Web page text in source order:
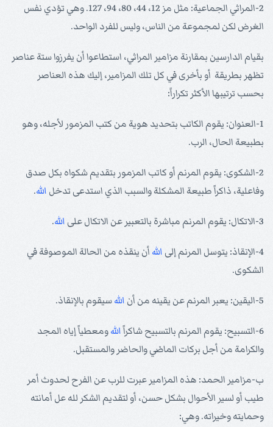
2-المراثي الجماعية: مثل مز 12، 44، 80، 94، 127. وهي تؤدي نفس
الغرض لكن لمجموعة من الناس، وليس للفرد الواحد.
بقيام الدارسين بمقارنة مزامير المراثي، استطاعوا أن يفرزوا ستة عناصر
تظهر بطريقة أو بأخرى في كل تلك المزامير، إليك هذه العناصر
بحسب ترتيبها الأكثر تكراراً:
1-العنوان: يقوم الكاتب بتحديد هوية من كتب المزمور لأجله، وهو
بطبيعة الحال، الرب.
2-الشكوى: يقوم المرنم أو كاتب المزمور بتقديم شكواه بكل صدق
وفاعلية، ذاكراً طبيعة المشكلة والسبب الذي استدعى تدخل الله.
3-الاتكال: يقوم المرنم مباشرة بالتعبير عن الاتكال على الله.
4-الإنقاذ: يتوسل المرنم إلى الله أن ينقذه من الحالة الموصوفة في
الشكوى.
5-اليقين: يعبر المرنم عن يقينه من أن اللهسيقوم بالإنقاذ.
6-التسبيح: يقوم المرنم بالتسبيح شاكراً اللهومعطياً إياه المجد
والكرامة من أجل بركات الماضي والحاضر والمستقبل.
ب-مزامير الحمد: هذه المزامير عبرت للرب عن الفرح لحدوث أمر
طيب أو لسير الأحوال بشكل حسن، أو لتقديم الشكر لله عل أمانته
وحمايته وخيراته. وهي: